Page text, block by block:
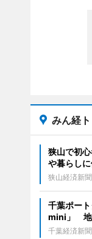
みん経
狭山で初
や暮らし
狭山経済新聞
千葉ポー
mini」 地
千葉経済新聞